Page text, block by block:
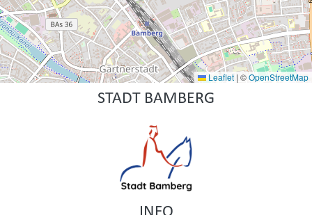
Leaflet | ©OpenStreetMap
STADT BAMBERG